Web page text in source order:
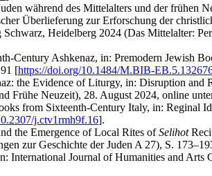
während des Mittelalters und der frühen
Überlieferung zur Erforschung der
Heidelberg 2024 (Das Mittelalter:
Century Ashkenaz, in: Premodern Jewish
[https://doi.org/10.1484/M.BIB-
the Evidence of Liturgy, in: Disruption
Frühe Neuzeit), 28. August 2024, online
from Sixteenth-Century Italy, in: Reginal
j.ctv1rmh9f.16].
the Emergence of Local Rites ofSelihot
zur Geschichte der Juden A 27), S.
International Journal of Humanities and Arts